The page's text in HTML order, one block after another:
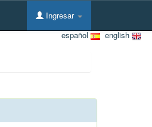
Ingresar
english
español